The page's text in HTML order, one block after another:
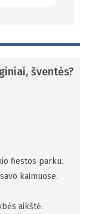
šventės?
fiestos parku.
kaimuose.
aikštė.